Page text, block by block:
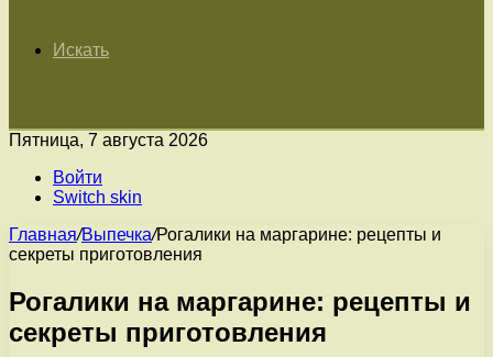
Искать
Пятница, 7 августа 2026
Войти
Switch skin
Главная/Выпечка/Рогалики на маргарине: рецепты и
секреты приготовления
Рогалики на маргарине: рецепты и
секреты приготовления